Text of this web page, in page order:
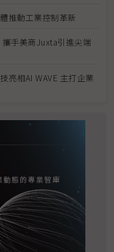
推動工業控制革新
手美商Juxta引進尖端
亮相AI WAVE 主打企業